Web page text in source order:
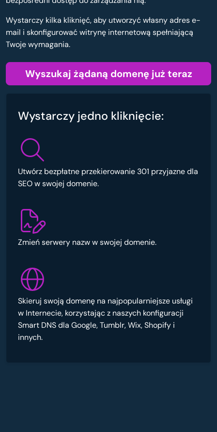
Wystarczy kilka kliknięć, aby utworzyć własny adres e-
mail i skonfigurować witrynę internetową spełniającą
Twoje wymagania.
Wyszukaj żądaną domenę już teraz
Wystarczy jedno kliknięcie:
Utwórz bezpłatne przekierowanie 301 przyjazne dla
SEO w swojej domenie.
Zmień serwery nazw w swojej domenie.
Skieruj swoją domenę na najpopularniejsze usługi
w Internecie, korzystając z naszych konfiguracji
Smart DNS dla Google, Tumblr, Wix, Shopify i
innych.